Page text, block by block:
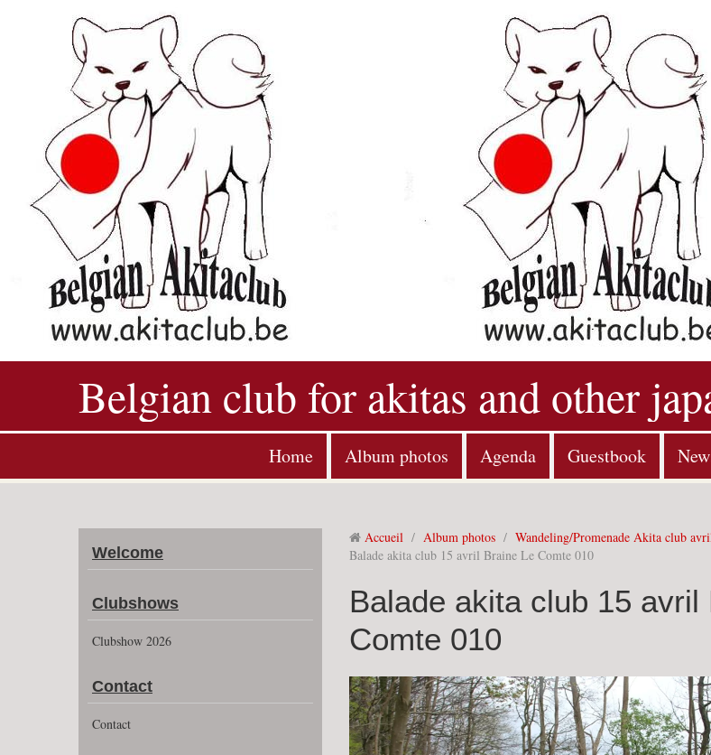
Belgian club for akitas and other
Home Album photos Agenda Guestbook
Welcome
Clubshows
Clubshow 2026
Contact
Contact
Accueil / Album photos / Wandeling/Promenade Akita club
Balade akita club 15 avril Braine Le Comte 010
Balade akita club 15 avril
Comte 010